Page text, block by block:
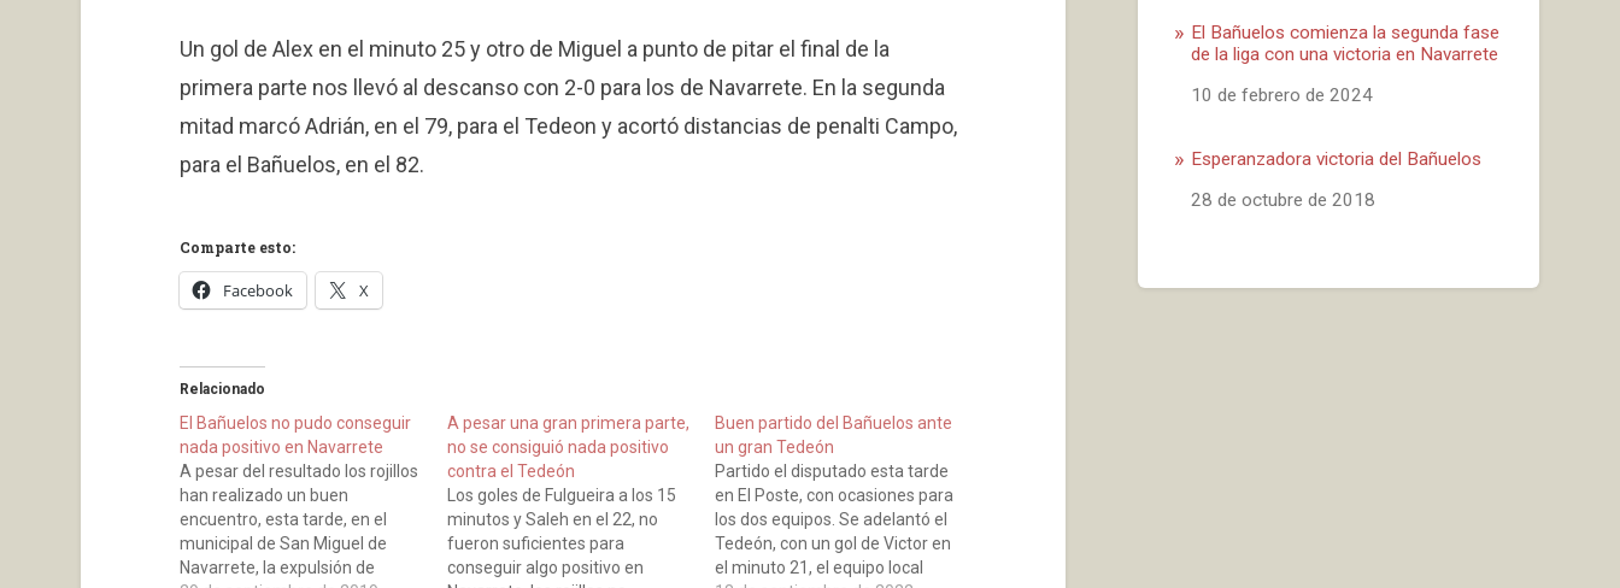
Un gol de Alex en el minuto 25 y otro de Miguel a punto de pitar el final de la
primera parte nos llevó al descanso con 2-0 para los de Navarrete. En la segunda
mitad marcó Adrián, en el 79, para el Tedeon y acortó distancias de penalti Campo,
para el Bañuelos, en el 82.
Comparte esto:
Facebook X
Relacionado
El Bañuelos no pudo conseguir
nada positivo en Navarrete
A pesar del resultado los rojillos
han realizado un buen
encuentro, esta tarde, en el
municipal de San Miguel de
Navarrete, la expulsión de
A pesar una gran primera parte,
no se consiguió nada positivo
contra el Tedeón
Los goles de Fulgueira a los 15
minutos y Saleh en el 22, no
fueron suficientes para
conseguir algo positivo en
Buen partido del Bañuelos ante
un gran Tedeón
Partido el disputado esta tarde
en El Poste, con ocasiones para
los dos equipos. Se adelantó el
Tedeón, con un gol de Victor en
el minuto 21, el equipo local
El Bañuelos comienza la segunda fase
de la liga con una victoria en Navarrete
Fecha
10 de febrero de 2024
Esperanzadora victoria del Bañuelos
Fecha
28 de octubre de 2018